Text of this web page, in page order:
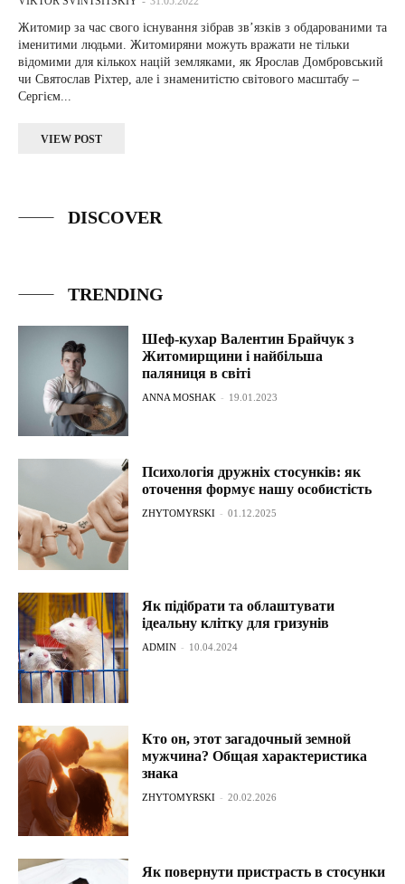
Житомир за час свого існування зібрав зв’язків з обдарованими та
іменитими людьми. Житомиряни можуть вражати не тільки
відомими для кількох націй земляками, як Ярослав Домбровський
чи Святослав Ріхтер, але і знаменитістю світового масштабу –
Сергієм...
VIEW POST
DISCOVER
TRENDING
Шеф-кухар Валентин Брайчук з
Житомирщини і найбільша
паляниця в світі
ANNA MOSHAK - 19.01.2023
Психологія дружніх стосунків: як
оточення формує нашу особистість
ZHYTOMYRSKI - 01.12.2025
Як підібрати та облаштувати
ідеальну клітку для гризунів
ADMIN - 10.04.2024
Кто он, этот загадочный земной
мужчина? Общая характеристика
знака
ZHYTOMYRSKI - 20.02.2026
Як повернути пристрасть в стосунки